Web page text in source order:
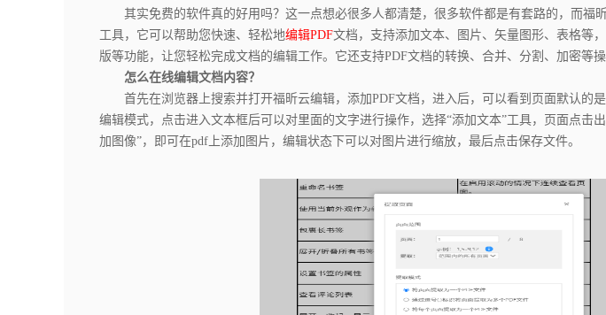
其实免费的软件真的好用吗？这一点想必很多人都清楚，很多软件都是有套路的，而福
工具，它可以帮助您快速、轻松地编辑PDF文档，支持添加文本、图片、矢量图形、表格等
版等功能，让您轻松完成文档的编辑工作。它还支持PDF文档的转换、合并、分割、加密等
怎么在线编辑文档内容？
首先在浏览器上搜索并打开福昕云编辑，添加PDF文档，进入后，可以看到页面默认的
编辑模式，点击进入文本框后可以对里面的文字进行操作，选择“添加文本”工具，页面点击
加图像”，即可在pdf上添加图片，编辑状态下可以对图片进行缩放，最后点击保存文件。